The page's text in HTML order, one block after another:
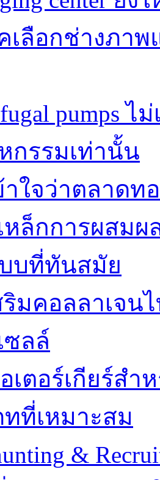
เลือกช่างภา
pumps
กรรมเท่านั้น
าใจว่าตลาดท
หล็กการผสม
บที่ทันสมัย
ริมคอลลาเจน
ซลล์
เตอร์เกียร์สำ
ทที่เหมาะสม
&